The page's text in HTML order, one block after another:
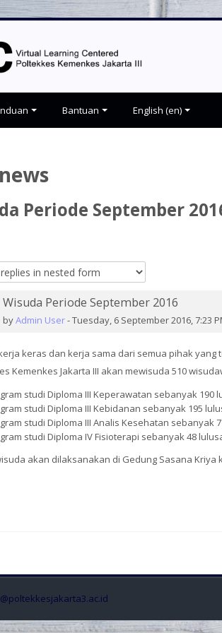
Bantuan English ‎(en)‎
Periode September
Wisuda Periode September 2016
byAdmin User-Tuesday, 6 September 2016, 7:23
Number
of
0
keras dan kerja sama dari semua pihak
Kemenkes Jakarta III akan mewisuda 510
studi Diploma III Keperawatan sebanyak 190
studi Diploma III Kebidanan sebanyak 195
studi Diploma III Analis Kesehatan sebanyak
studi Diploma IV Fisioterapi sebanyak 48
akan dilaksanakan di Gedung Sasana Kriya